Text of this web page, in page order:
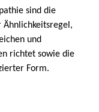
sind die
und
richtet sowie die
Form.